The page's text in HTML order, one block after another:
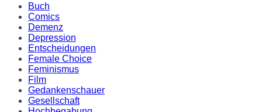
Buch
Comics
Demenz
Depression
Entscheidungen
Female Choice
Feminismus
Film
Gedankenschauer
Gesellschaft